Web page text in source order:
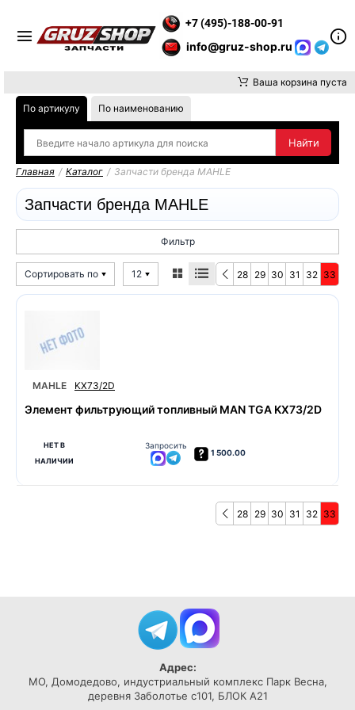
+7 (495)-188-00-91
info@gruz-shop.ru
Ваша корзина пуста
По артикулу По наименованию
Главная / Каталог / Запчасти бренда MAHLE
Запчасти бренда MAHLE
Фильтр
Сортировать по 12 28 29 30 31 32 33
MAHLE KX73/2D
Элемент фильтрующий топливный MAN TGA KX73/2D
НЕТ В
НАЛИЧИИ
Запросить
1 500.00
28 29 30 31 32 33
Адрес:
МО, Домодедово, индустриальный комплекс Парк Весна,
деревня Заболотье с101, БЛОК А21